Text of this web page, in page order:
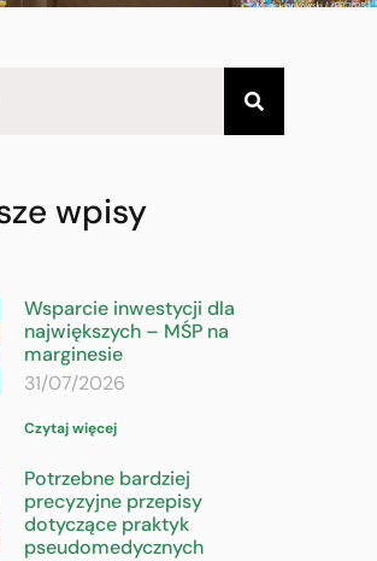
wpisy
Wsparcie inwestycji dla
największych – MŚP na
marginesie
31/07/2026
Czytaj więcej
Potrzebne bardziej
precyzyjne przepisy
dotyczące praktyk
pseudomedycznych